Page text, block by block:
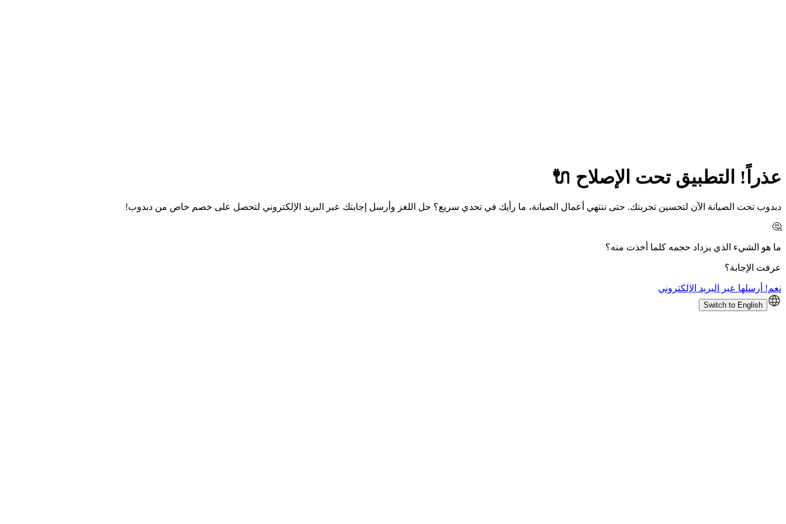
عذراً! التطبيق تحت الإصلاح 🔌
دبدوب تحت الصيانة الآن لتحسين تجربتك. حتى ننتهي أعمال الصيانة، ما رأيك في تحدي سريع؟ حل اللغز وأرسل إجابتك عبر البريد الإلكتروني لتحصل على خصم خاص من دبدوب!
🤔
ما هو الشيء الذي يزداد حجمه كلما أخذت منه؟
عرفت الإجابة؟
نعم! أرسلها عبر البريد الإلكتروني
Switch to English